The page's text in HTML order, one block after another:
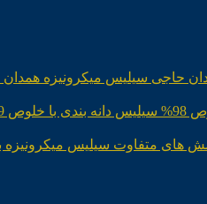
سیلیس میکرونیزه
سیلیس دانه بندی با خلوص 99%
سیلیس